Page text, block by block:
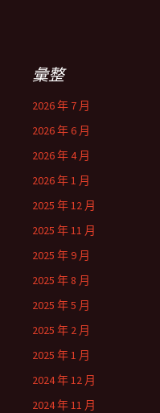
彙整
2026 年 7 月
2026 年 6 月
2026 年 4 月
2026 年 1 月
2025 年 12 月
2025 年 11 月
2025 年 9 月
2025 年 8 月
2025 年 5 月
2025 年 2 月
2025 年 1 月
2024 年 12 月
2024 年 11 月